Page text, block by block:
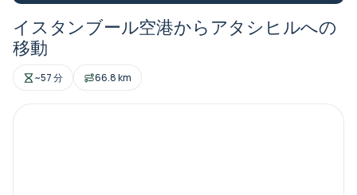
イスタンブール空港からアタシヒルへの
移動
~57 分 66.8 km